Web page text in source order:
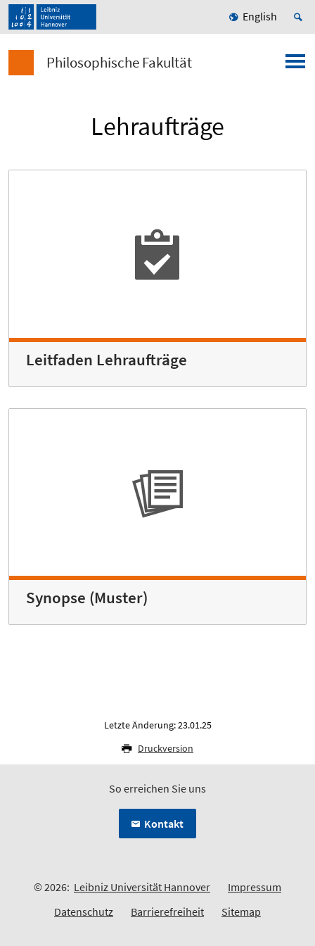
English
Philosophische Fakultät
Lehraufträge
Leitfaden Lehraufträge
Synopse (Muster)
Letzte Änderung: 23.01.25
Druckversion
So erreichen Sie uns
Kontakt
© 2026: Leibniz Universität Hannover
Impressum
Datenschutz
Barrierefreiheit Sitemap